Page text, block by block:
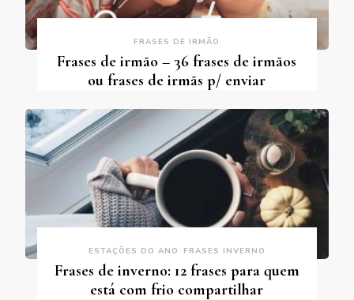
FRASES DE IRMÃO
Frases de irmão – 36 frases de irmãos
ou frases de irmãs p/ enviar
ESTAÇÕES DO ANO FRASES INVERNO
Frases de inverno: 12 frases para quem
está com frio compartilhar